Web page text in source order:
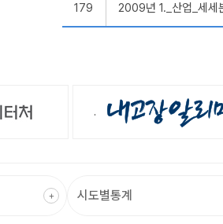
179 2009년 1._산업_세세